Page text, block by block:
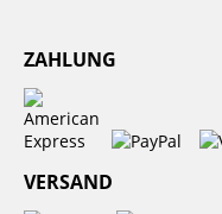
ZAHLUNG
VERSAND